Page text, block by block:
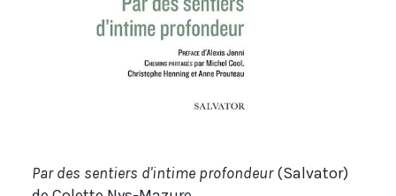
Par des sentiers d'intime profondeur(Salvator)